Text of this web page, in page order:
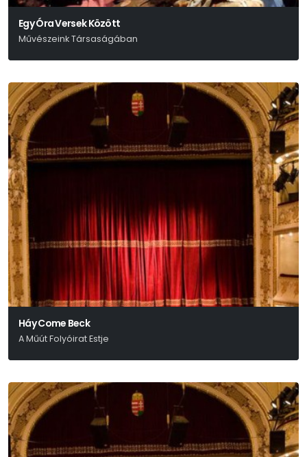
Egy Óra Versek Között
Művészeink Társaságában
Háy Come Beck
A Műút Folyóirat Estje